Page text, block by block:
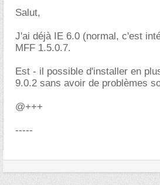
Salut,
J'ai déjà IE 6.0 (normal, c'est
MFF 1.5.0.7.
Est - il possible d'installer en
9.0.2 sans avoir de problèmes
@+++
-----